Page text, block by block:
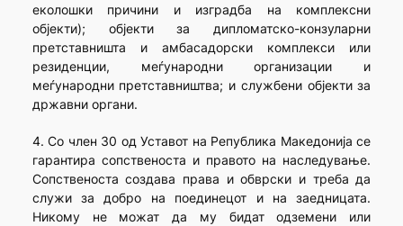
еколошки причини и изградба на комплексни
објекти); објекти за дипломатско-конзуларни
претставништа и амбасадорски комплекси или
резиденции, меѓународни организации и
меѓународни претставништва; и службени објекти за
државни органи.
4. Со член 30 од Уставот на Република Македонија се
гарантира сопственоста и правото на наследување.
Сопственоста создава права и обврски и треба да
служи за добро на поединецот и на заедницата.
Никому не можат да му бидат одземени или